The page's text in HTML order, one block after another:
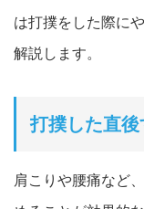
は打撲をした際に
解説します。
打撲した直
肩こりや腰痛など